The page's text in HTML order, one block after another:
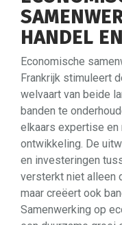
HANDEL
Economische
Frankrijk stimuleert
welvaart van beide
banden te
elkaars expertise en
ontwikkeling. De
en investeringen
versterkt niet alleen
maar creëert ook
Samenwerking op